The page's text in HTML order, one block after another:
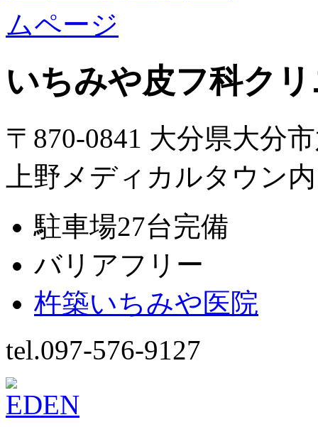
いちみや皮フ科ク
〒870-0841 大分県大分
上野メディカルタウン内
駐車場27台完備
バリアフリー
杵築いちみや医院
tel.097-576-9127